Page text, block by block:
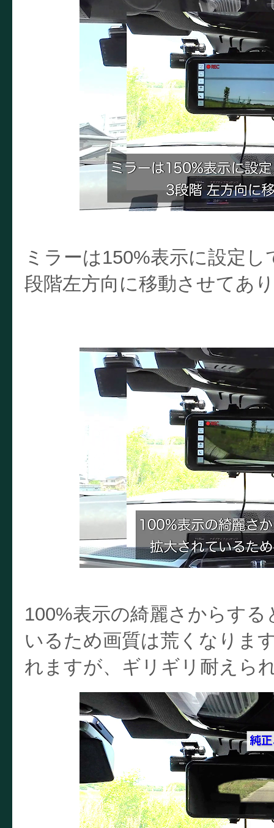
ミラーは150%表示に設定
段階左方向に移動させてあ
100%表示の綺麗さからす
いるため画質は荒くなりま
れますが、ギリギリ耐えら